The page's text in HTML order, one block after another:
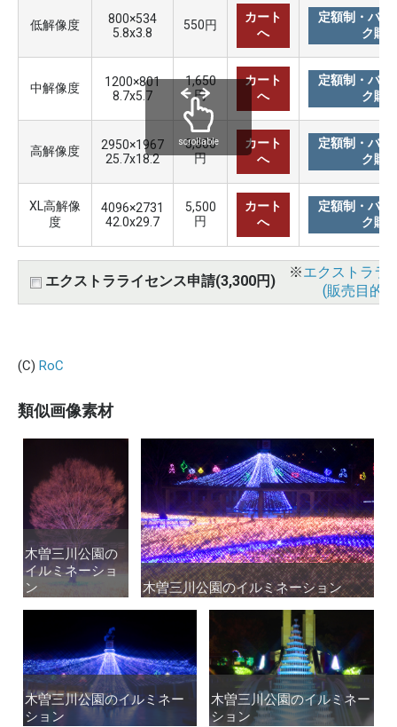
低解像度
800×534
5.8x3.8
550円
カート
へ
定額制・バリ
ク購
中解像度
1200×801
8.7x5.7
1,650
円
カート
へ
定額制・バリ
ク購
高解像度
2950×1967
25.7x18.2
3,300
円
カート
へ
定額制・バリ
ク購
XL高解像
度
4096×2731
42.0x29.7
5,500
円
カート
へ
定額制・バリ
ク購
エクストラライセンス申請(3,300円)
※エクストララ
(販売目的
scrollable
(C) RoC
類似画像素材
木曽三川公園の
イルミネーショ
ン
木曽三川公園の
イルミネーショ
ン
木曽三川公園のイルミネーション
木曽三川公園のイルミネーション
木曽三川公園のイルミネー
ション
木曽三川公園のイルミネー
ション
木曽三川公園のイルミネー
ション
木曽三川公園のイルミネー
ション